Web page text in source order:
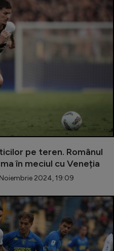
pe teren. Românul
în meciul cu Veneția
2024, 19:09